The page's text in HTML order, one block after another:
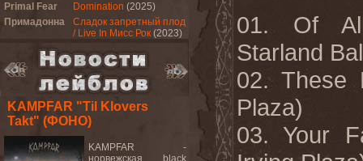
Primal Fear
Domination (2025)
Примадонна
Сладок запретный плод
/ Live In Мисс Рок (2023)
KAMPFAR "Til Klovers
Takt" (ФОНО)
KAMPFAR -
норвежская black
01. Of
Starland
02. These
Plaza)
03. Your